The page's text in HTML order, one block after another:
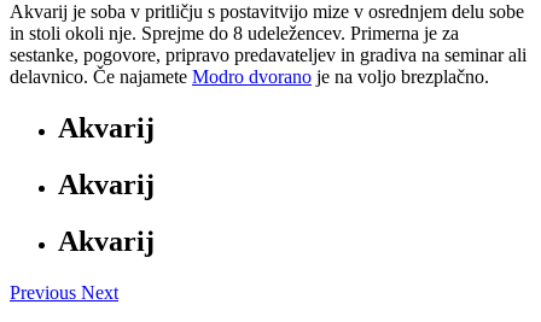
Akvarij je soba v pritličju s postavitvijo mize v osrednjem delu sobe
in stoli okoli nje. Sprejme do 8 udeležencev. Primerna je za
sestanke, pogovore, pripravo predavateljev in gradiva na seminar ali
delavnico. Če najamete Modro dvorano je na voljo brezplačno.
Akvarij
Akvarij
Akvarij
Previous Next